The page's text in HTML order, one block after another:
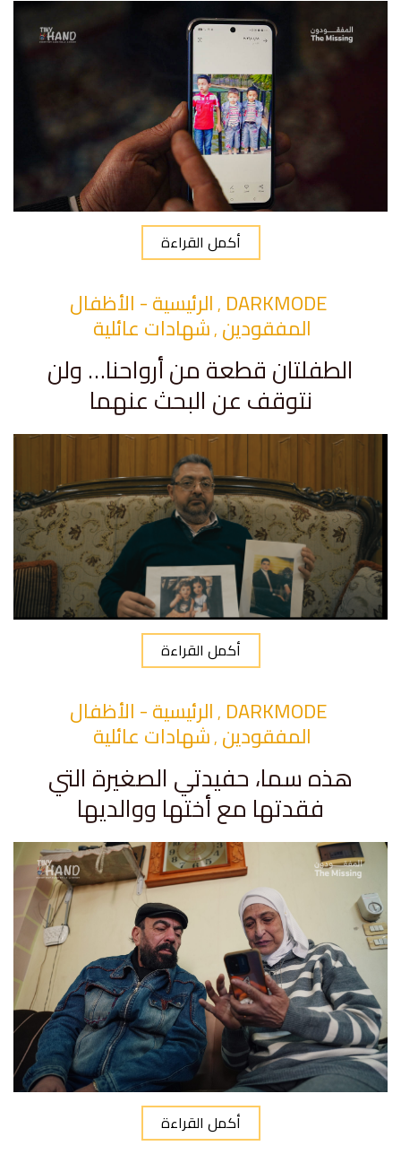
أكمل القراءة
DARKMODE
,الرئيسية - الأظفال
المفقودين ,شهادات عائلية
الطفلتان قطعة من أرواحنا… ولن
نتوقف عن البحث عنهما
أكمل القراءة
DARKMODE
,الرئيسية - الأظفال
المفقودين ,شهادات عائلية
هذه سما، حفيدتي الصغيرة التي
فقدتها مع أختها ووالديها
أكمل القراءة